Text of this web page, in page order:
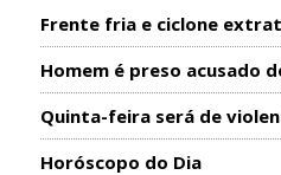
Frente fria e ciclone
Homem é preso acusado
Quinta-feira será de
Horóscopo do Dia